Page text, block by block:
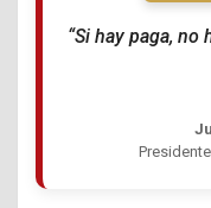
“Si hay paga, no